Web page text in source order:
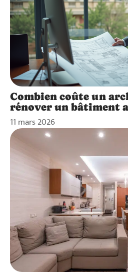
Combien coûte un
rénover un bâtiment
11 mars 2026